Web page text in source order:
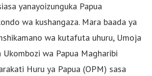
yanayoizunguka Papua
wa kushangaza. Mara baada ya
wa kutafuta uhuru, Umoja
wa Papua Magharibi
Huru ya Papua (OPM) sasa